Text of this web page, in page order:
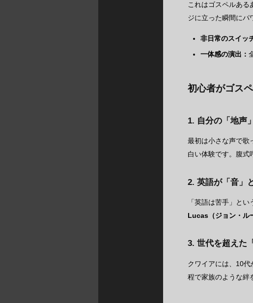
これはゴスペルある
ジに立った瞬間にパ
非日常のスイッ
一体感の演出：
初心者がゴス
1. 自分の「地声
最初は小さな声で歌
白い体験です。腹式
2. 英語が「音」
「英語は苦手」と
Lucas（ジョン・ル
3. 世代を超えた
クワイアには、10
程で家族のような絆